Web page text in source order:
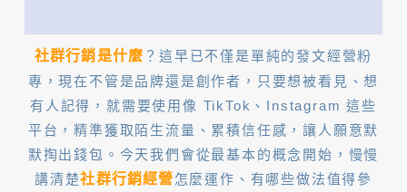
社群行銷是什麼 ？這早已不僅是單純的發文經營粉
專，現在不管是品牌還是創作者，只要想被看見、想
有人記得，就需要使用像 TikTok、Instagram 這些
平台，精準獲取陌生流量、累積信任感，讓人願意默
默掏出錢包。今天我們會從最基本的概念開始，慢慢
講清楚社群行銷經營怎麼運作、有哪些做法值得參